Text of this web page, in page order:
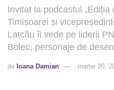
Invitat la podcastul „Ediția
Timișoarei și
Lațcău îi vede pe liderii
Bolec, personaje de
de Ioana Damian martie 20,